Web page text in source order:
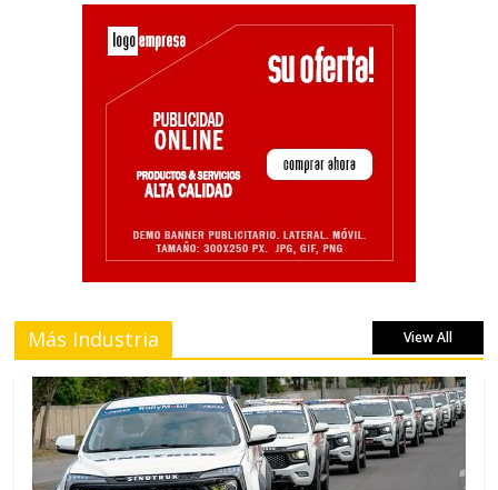
Más Industria View All